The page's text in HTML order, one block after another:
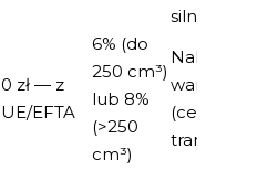
silnika
0 zł — z
UE/EFTA
6% (do
250 cm³)
lub 8%
(>250
cm³)
Naliczane
wartości
(cena
transport)